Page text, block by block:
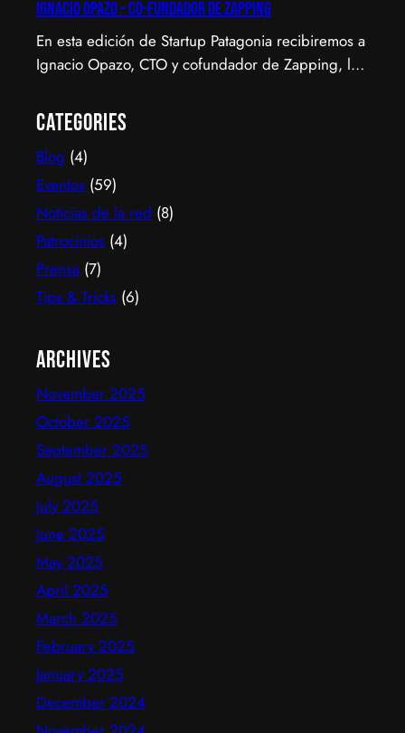
Ignacio Opazo – Co-Fundador de Zapping
En esta edición de Startup Patagonia recibiremos a
Ignacio Opazo, CTO y cofundador de Zapping, la
que América Latina ve televisión. ​Zapping nació
con una idea simple y potente: ofrecer una
experiencia de TV por internet fluida, sin
decodificadores ni contratos, y hoy suma más de
600…
Categories
Blog (4)
Eventos (59)
Noticias de la red (8)
Patrocinios (4)
Prensa (7)
Tips & Tricks (6)
Archives
November 2025
October 2025
September 2025
August 2025
July 2025
June 2025
May 2025
April 2025
March 2025
February 2025
January 2025
December 2024